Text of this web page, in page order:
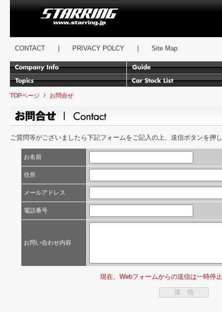
CONTACT PRIVACY POLCY Site Map
TOPページ お問合せ
ご質問等がございましたら下記フォームをご記入の上、送信ボタンを押
お名前
住所
メールアドレス
電話番号
お問い合わせ内容
現在、Webフォームからの送信は一時停